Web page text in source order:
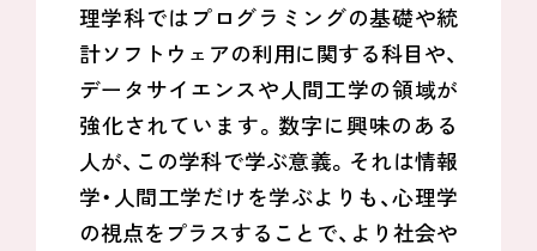
理学科ではプログラミングの基礎や統
計ソフトウェアの利用に関する科目や、
データサイエンスや人間工学の領域が
強化されています。数字に興味のある
人が、この学科で学ぶ意義。それは情報
学・人間工学だけを学ぶよりも、心理学
の視点をプラスすることで、より社会や